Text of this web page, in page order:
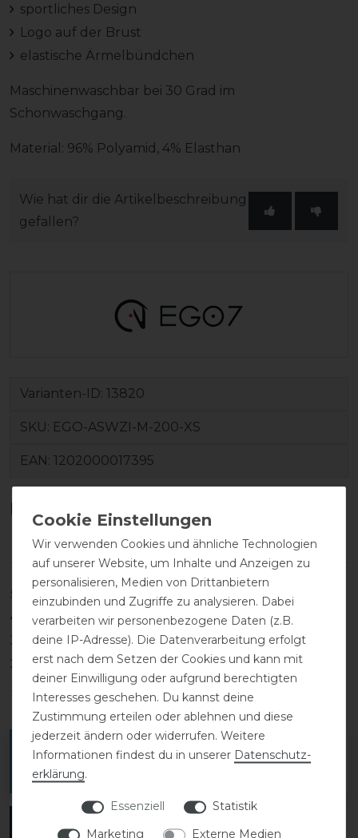
sportliches Design
Logo auf der Brust
elastische Ärmelbündchen
Maschinenwaschbar bei 30 Grad im
Schonwaschgang.
Material: 96% Polyamid, 4% Elasthan
Wie hat dir die Artikelbeschreibung
gefallen?
Varianten-ID: 13820
SKU: EGO-ASWZI-M-200-XS
EAN: 1202000017395
Kundenrezensionen
5
4
0
3
0
2
0
1
0
Melde dich an, um eine Kundenrezension zu
verfassen.
ANMELDEN
Wir verwenden Cookies und ähnliche Technologien
auf unserer Website, um Inhalte und Anzeigen zu
personalisieren, Medien von Drittanbietern
einzubinden und Zugriffe zu analysieren. Dabei
verarbeiten wir personenbezogene Daten (z.B.
deine IP-Adresse). Die Datenverarbeitung erfolgt
erst nach dem Setzen der Cookies und kann mit
deiner Einwilligung oder aufgrund berechtigten
Interesses geschehen. Du kannst deine
Zustimmung erteilen oder ablehnen und diese
jederzeit ändern oder widerrufen. Weitere
Informationen findest du in unserer Daten­schutz­
erklärung.
Essenziell
Statistik
Marketing
Externe Medien